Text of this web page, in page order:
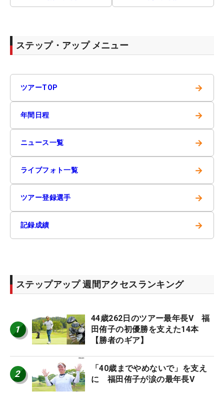
ステップ・アップ メニュー
ツアーTOP →
年間日程 →
ニュース一覧 →
ライブフォト一覧 →
ツアー登録選手 →
記録成績 →
ステップアップ 週間アクセスランキング
1
44歳262日のツアー最年長V 福
田侑子の初優勝を支えた14本
【勝者のギア】
2
「40歳までやめないで」を支え
に 福田侑子が涙の最年長V